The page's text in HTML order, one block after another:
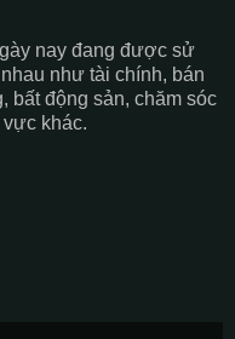
nay đang được sử
như tài chính, bán
bất động sản, chăm sóc
khác.